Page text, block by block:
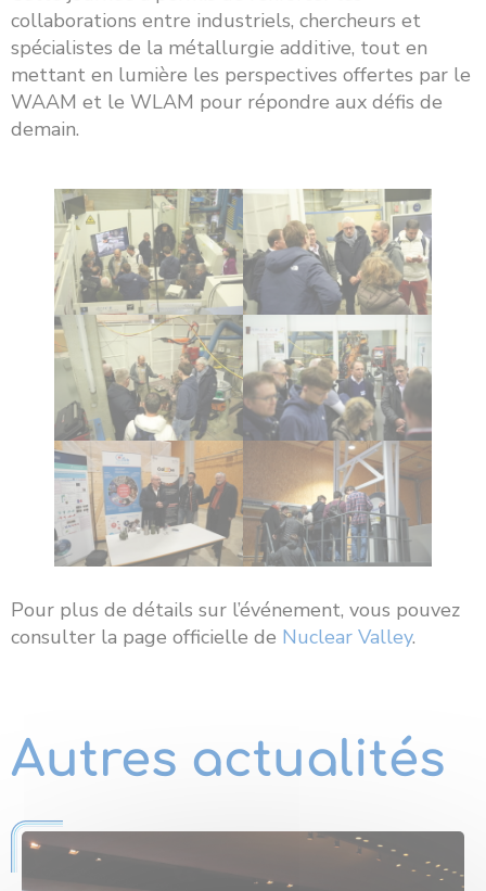
collaborations entre industriels, chercheurs et
spécialistes de la métallurgie additive, tout en
mettant en lumière les perspectives offertes par le
WAAM et le WLAM pour répondre aux défis de
demain.
Pour plus de détails sur l’événement, vous pouvez
consulter la page officielle de Nuclear Valley.
Autres actualités